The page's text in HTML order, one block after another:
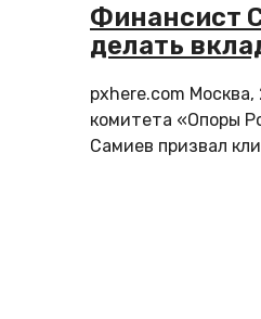
Финансист
делать
pxhere.com
комитета «Опоры
Самиев призвал